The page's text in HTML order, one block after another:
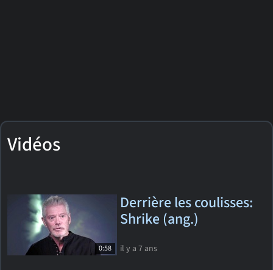
Vidéos
0:58
Derrière les coulisses:
Shrike (ang.)
il y a 7 ans